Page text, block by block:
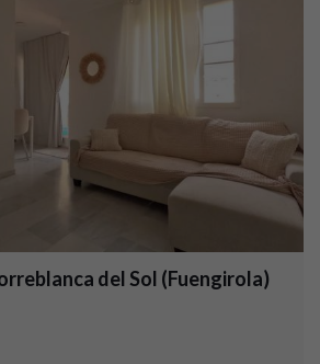
del Sol (Fuengirola)